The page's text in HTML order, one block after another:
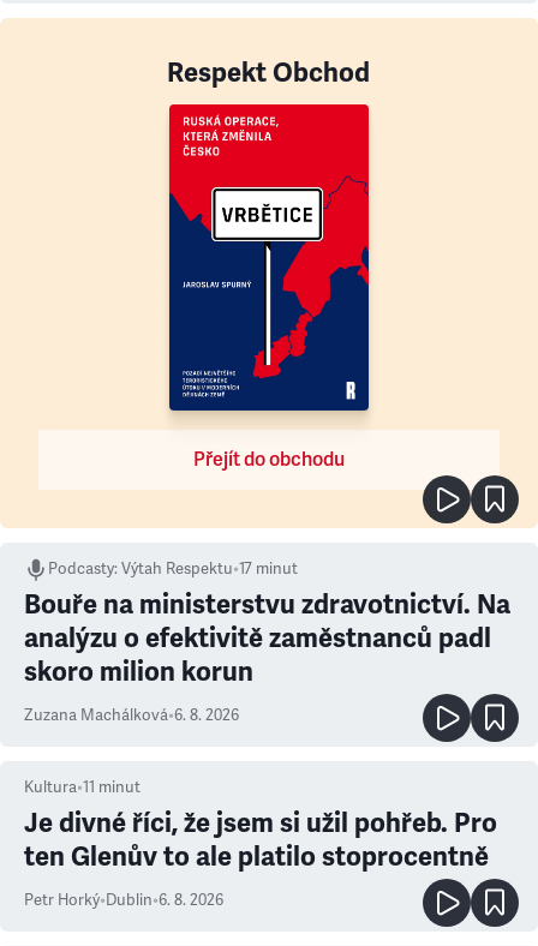
Respekt Obchod
Přejít do obchodu
Podcasty:Výtah Respektu•17 minut
Bouře na ministerstvu zdravotnictví. Na
analýzu o efektivitě zaměstnanců padl
skoro milion korun
Zuzana Machálková•6. 8. 2026
Kultura•11 minut
Je divné říci, že jsem si užil pohřeb. Pro
ten Glenův to ale platilo stoprocentně
Petr Horký•Dublin•6. 8. 2026